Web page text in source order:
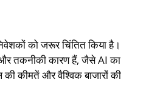
को जरूर चिंतित किया है।
तकनीकी कारण हैं, जैसे AI का
कीमतें और वैश्विक बाजारों की